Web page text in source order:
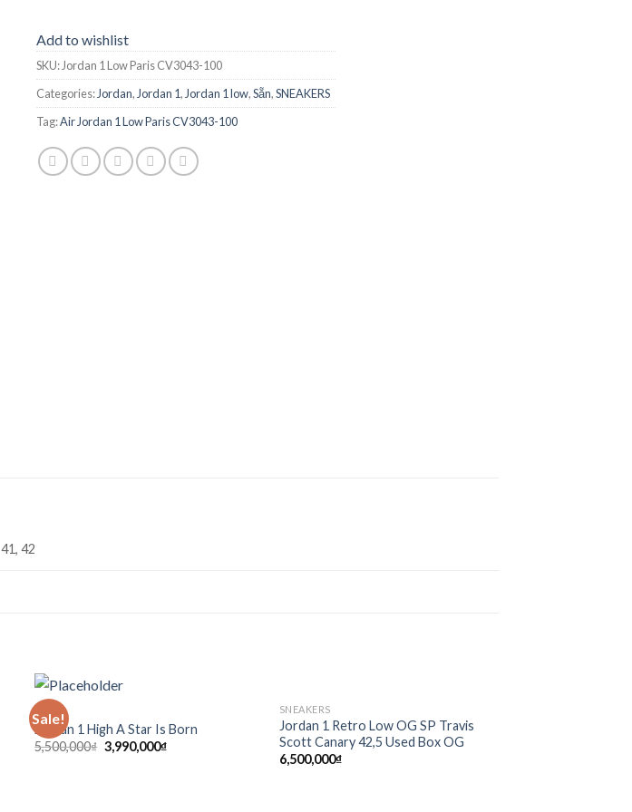
Add to wishlist
SKU: Jordan 1 Low Paris CV3043-100
Categories: Jordan, Jordan 1, Jordan 1 low,Sẵn,SNEAKERS
Tag:Air Jordan 1 Low Paris CV3043-100
41, 42
Sale!
Jordan 1 High A Star Is Born
5,500,000₫ 3,990,000₫
Add to
wishlist
SNEAKERS
Jordan 1 Retro Low OG SP Travis
Scott Canary 42,5 Used Box OG
6,500,000₫